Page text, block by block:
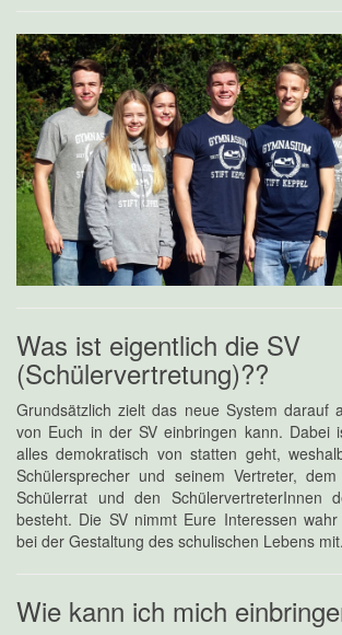
Was ist eigentlich die SV
(Schülervertretung)??
Grundsätzlich zielt das neue System darauf
von Euch in der SV einbringen kann. Dabei
alles demokratisch von statten geht,
Schülersprecher und seinem Vertreter, dem
Schülerrat und den SchülervertreterInnen
besteht. Die SV nimmt Eure Interessen
bei der Gestaltung des schulischen Lebens mit.
Wie kann ich mich